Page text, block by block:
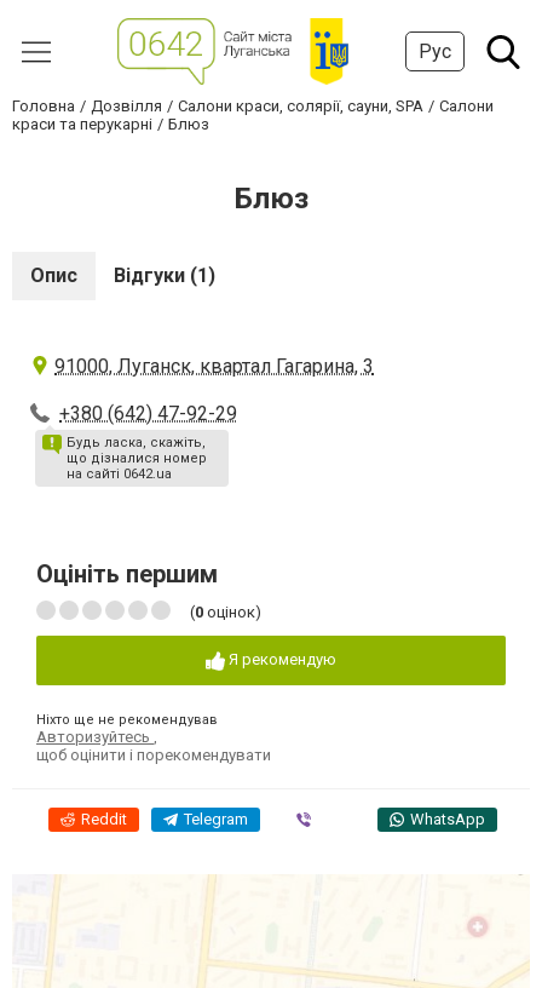
Рус
Головна Дозвілля Салони краси, солярії, сауни, SPA
Салони
краси та перукарні
Блюз
Блюз
Опис Відгуки (1)
91000, Луганск, квартал Гагарина, 3
+380 (642) 47-92-29
Будь ласка, скажіть,
що дізналися номер
на сайті 0642.ua
Оцініть першим
(0 оцінок)
Я рекомендую
Ніхто ще не рекомендував
Авторизуйтесь
щоб оцінити і порекомендувати
Reddit Telegram WhatsApp